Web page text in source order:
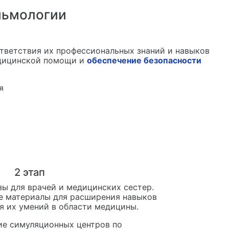
их профессиональных знаний и навыков
помощи и обеспечение безопасности
2 этап
для врачей и медицинских сестер.
материалы для расширения навыков
их умений в области медицины.
симуляционных центров по